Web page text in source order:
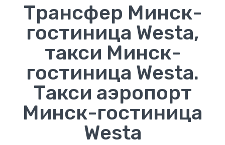
Трансфер Минск-
гостиница Westa,
такси Минск-
гостиница Westa.
Такси аэропорт
Минск-гостиница
Westa